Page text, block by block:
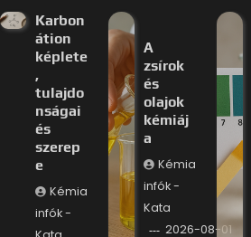
Karbon
átion
képlete
,
tulajdo
nságai
és
szerep
e
Kémia
infók -
A
zsírok
és
olajok
kémiáj
a
Kémia
infók -
Kata
2026-08-01